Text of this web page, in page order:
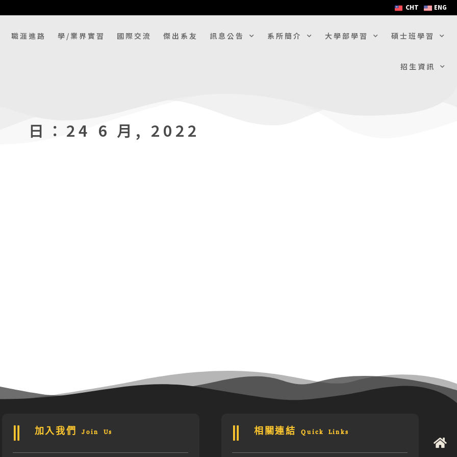
CHT ENG
職涯進路 學/業界實習 國際交流 傑出系友 訊息公告 系所簡介 大學部學習 碩士班學習
招生資訊
日：24 6 月, 2022
加入我們 Join Us 相關連結 Quick Links